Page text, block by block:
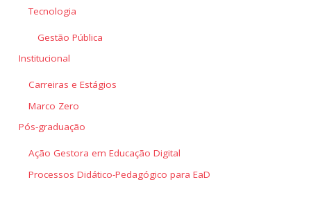
Tecnologia
Gestão Pública
Institucional
Carreiras e Estágios
Marco Zero
Pós-graduação
Ação Gestora em Educação Digital
Processos Didático-Pedagógico para EaD